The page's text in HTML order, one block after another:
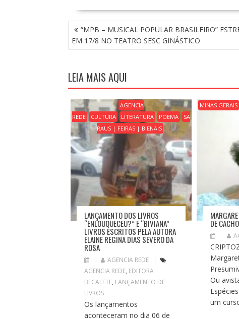
N
A
V
G
A
Ç
Ã
O
D
E
P
O
S
T
“MPB – MUSICAL POPULAR BRASILEIRO”
EM 17/8 NO TEATRO SESC GINÁSTICO
LEIA MAIS AQUI
AGENCIA
REDE
CULTURA LITERATURA POEMA
SA
RAUS | FEIRAS | BIENAIS
LANÇAMENTO DOS LIVROS
“ENLOUQUECEU?” E “BIVIANA”
LIVROS ESCRITOS PELA AUTORA
ELAINE REGINA DIAS SEVERO DA
ROSA
AGENCIA REDE
AGENCIA REDE, EDITORA
BECALETE, LANÇAMENTO DE
LIVROS
Os lançamentos
aconteceram no dia 06 de
MINAS GERAIS
DE
Ou
um